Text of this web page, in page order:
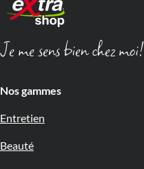
Je me sens bien chez moi!
Nos gammes
Entretien
Beauté